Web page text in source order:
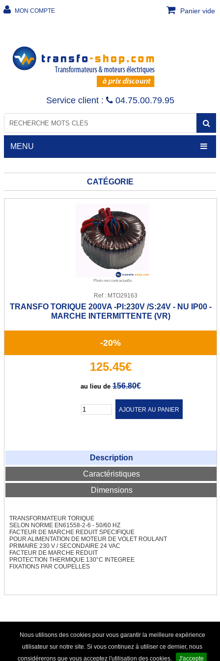
Nous utilisons des cookies pour vous garantir la meilleure expérience
utilisateur sur notre site. Si vous continuez à utiliser ce dernier, nous
considérerons que vous acceptez l'utilisation des cookies.
J'accepte
MON COMPTE
Service client : 04.75.00.79.95
MENU
TRANSFORMATEURS
Transfo de sécurité 12 ou 24 V
Transfo de sécurité 24 ou 48 V
Transfo d'isolement
Transfo d'isolement 230V
Transfo pour circuit imprimé
Transfo torique d'éclairage
Transfo d'enseigne néon
Autotransformateurs
Autotransfo US 230V / 115V
TRANSFO TRIPHASE
Transfo Tri 400/400V
Transfo Tri 400/230V
Tri / Mono protégé
CATÉGORIE
Photo non contractuelle
Ref : MTO29163
TRANSFO TORIQUE 200VA -PI:230V /S:24V - NU IP00 -
MARCHE INTERMITTENTE (VR)
-20%
125.45€
au lieu de 156.80€
Description
Caractéristiques
Dimensions
TRANSFORMATEUR TORIQUE
SELON NORME EN61558-2-6 - 50/60 HZ
FACTEUR DE MARCHE REDUIT SPECIFIQUE
POUR ALIMENTATION DE MOTEUR DE VOLET ROULANT
PRIMAIRE 230 V / SECONDAIRE 24 VAC
FACTEUR DE MARCHE REDUIT
PROTECTION THERMIQUE 130°C INTEGREE
FIXATIONS PAR COUPELLES
Mentions
légales
| Politique de confidentialité | Contact
Panier vide